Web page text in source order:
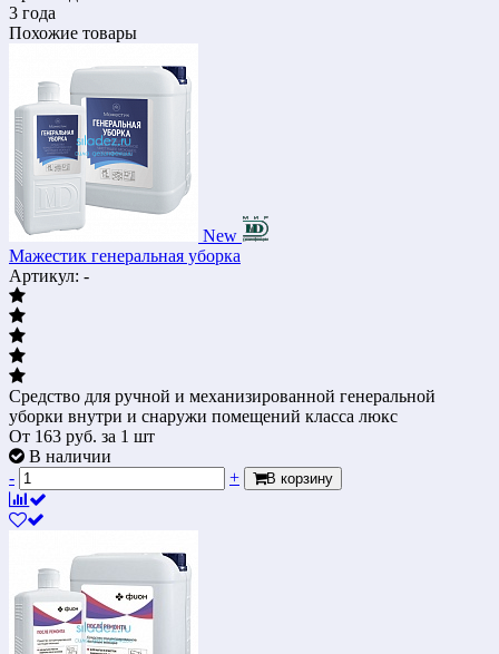
3 года
Похожие товары
New
Мажестик генеральная уборка
Артикул: -
Средство для ручной и механизированной генеральной
уборки внутри и снаружи помещений класса люкс
От 163 руб. за 1 шт
В наличии
-
+ В корзину